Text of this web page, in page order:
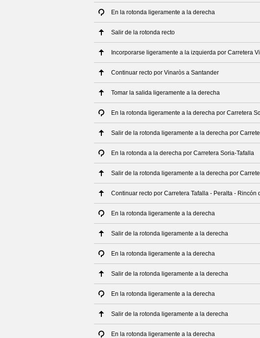
En la rotonda ligeramente a la derecha
Salir de la rotonda recto
Incorporarse ligeramente a la izquierda por Carretera
Continuar recto por Vinaròs a Santander
Tomar la salida ligeramente a la derecha
En la rotonda ligeramente a la derecha por Carretera
Salir de la rotonda ligeramente a la derecha por
En la rotonda a la derecha por Carretera Soria-Tafalla
Salir de la rotonda ligeramente a la derecha por
Continuar recto por Carretera Tafalla - Peralta - Rincón
En la rotonda ligeramente a la derecha
Salir de la rotonda ligeramente a la derecha
En la rotonda ligeramente a la derecha
Salir de la rotonda ligeramente a la derecha
En la rotonda ligeramente a la derecha
Salir de la rotonda ligeramente a la derecha
En la rotonda ligeramente a la derecha